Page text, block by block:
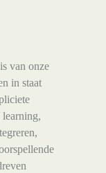
van onze
in staat